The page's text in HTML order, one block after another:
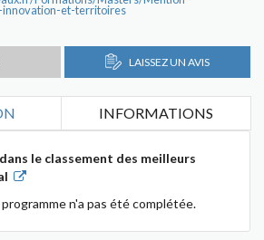
et-territoires
LAISSEZ UN AVIS
INFORMATIONS
le classement des meilleurs
n'a pas été complétée.